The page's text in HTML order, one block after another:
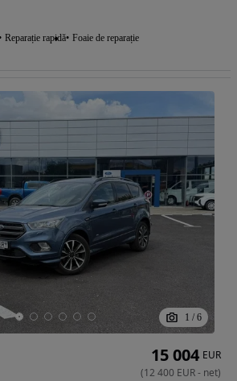
Reparație rapidă Foaie de reparație
1 / 6
15 004 EUR
(12 400 EUR- net)